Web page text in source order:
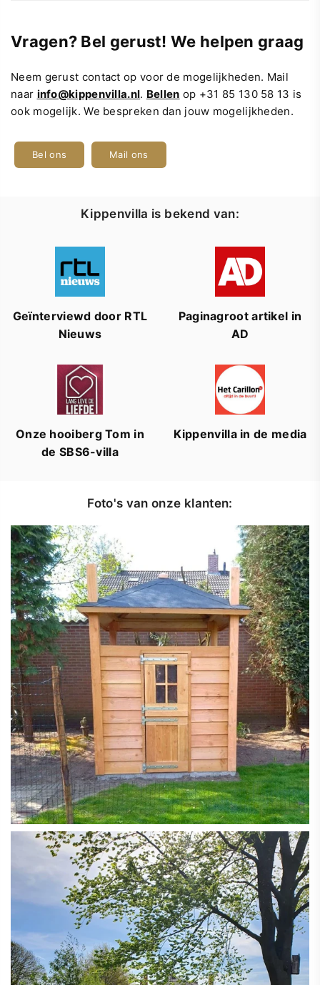
Vragen? Bel gerust! We helpen graag
Neem gerust contact op voor de mogelijkheden. Mail
naar info@kippenvilla.nl. Bellen op +31 85 130 58 13 is
ook mogelijk. We bespreken dan jouw mogelijkheden.
Bel ons Mail ons
Kippenvilla is bekend van:
Geïnterviewd door RTL
Nieuws
Paginagroot artikel in
AD
Onze hooiberg Tom in
de SBS6-villa
Kippenvilla in de media
Foto's van onze klanten: